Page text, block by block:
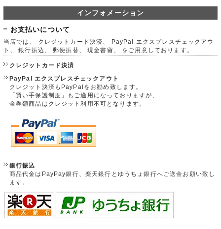
インフォメーション
お支払いについて
当店では、 クレジットカード決済、 PayPal エクスプレスチェックアウ
ト、 銀行振込、 郵便振替、 現金書留、 をご用意しております。
クレジットカード決済
PayPal エクスプレスチェックアウト
クレジット決済もPayPalをお勧め致します。
「買い手保護制度」もご適用になっておりますが、
金券類商品はクレジット利用不可となります。
銀行振込
商品代金はPayPay銀行、楽天銀行とゆうちょ銀行へご送金お願い致し
ます。